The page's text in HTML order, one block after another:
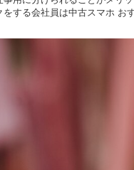
する会社員は中古スマホ おす